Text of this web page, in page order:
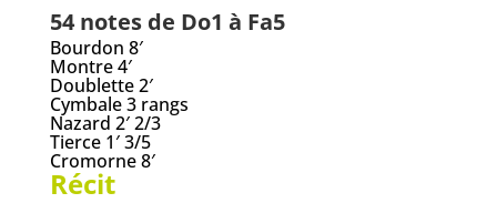
54 notes de Do1 à Fa5
Bourdon 8′
Montre 4′
Doublette 2′
Cymbale 3 rangs
Nazard 2′ 2/3
Tierce 1′ 3/5
Cromorne 8′
Récit